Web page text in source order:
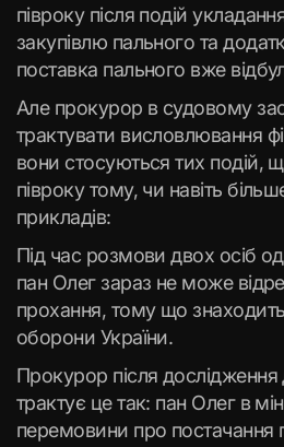
півроку після подій
закупівлю пального та
поставка пального вже
Але прокурор в судовому
трактувати висловлювання
вони стосуються тих подій,
півроку тому, чи навіть
прикладів:
Під час розмови двох осіб
пан Олег зараз не може
прохання, тому що
оборони України.
Прокурор після дослідження
трактує це так: пан Олег в
перемовини про постачання